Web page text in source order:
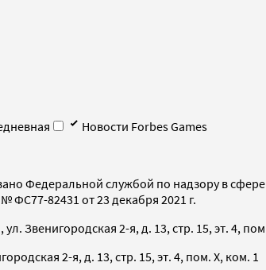
Новости Forbes Games
Федеральной службой по надзору в
ФС77-82431 от 23 декабря 2021 г.
Звенигородская 2-я, д. 13, стр. 15, эт. 4,
2-я, д. 13, стр. 15, эт. 4, пом. X, ком. 1